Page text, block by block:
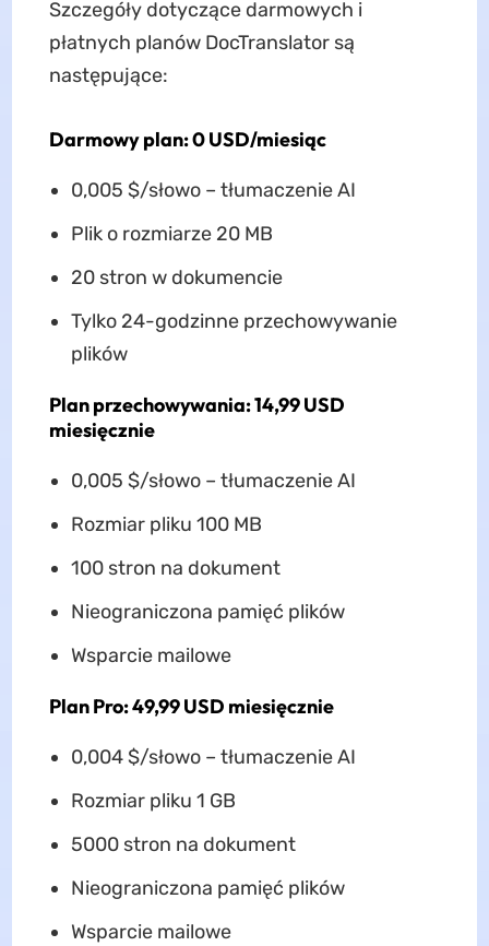
Szczegóły dotyczące darmowych i
płatnych planów DocTranslator są
następujące:
Darmowy plan: 0 USD/miesiąc
0,005 $/słowo – tłumaczenie AI
Plik o rozmiarze 20 MB
20 stron w dokumencie
Tylko 24-godzinne przechowywanie
plików
Plan przechowywania: 14,99 USD
miesięcznie
0,005 $/słowo – tłumaczenie AI
Rozmiar pliku 100 MB
100 stron na dokument
Nieograniczona pamięć plików
Wsparcie mailowe
Plan Pro: 49,99 USD miesięcznie
0,004 $/słowo – tłumaczenie AI
Rozmiar pliku 1 GB
5000 stron na dokument
Nieograniczona pamięć plików
Wsparcie mailowe